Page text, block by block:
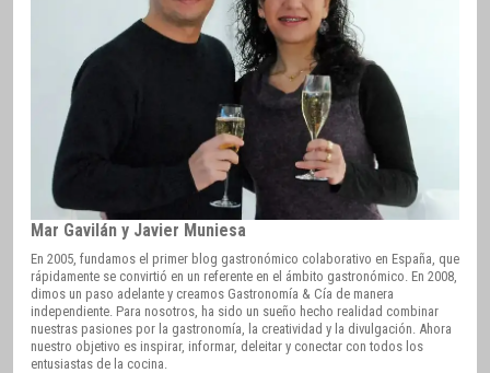
Mar Gavilán y Javier Muniesa
En 2005, fundamos el primer blog gastronómico colaborativo en España, que
rápidamente se convirtió en un referente en el ámbito gastronómico. En 2008,
dimos un paso adelante y creamos Gastronomía & Cía de manera
independiente. Para nosotros, ha sido un sueño hecho realidad combinar
nuestras pasiones por la gastronomía, la creatividad y la divulgación. Ahora
nuestro objetivo es inspirar, informar, deleitar y conectar con todos los
entusiastas de la cocina.